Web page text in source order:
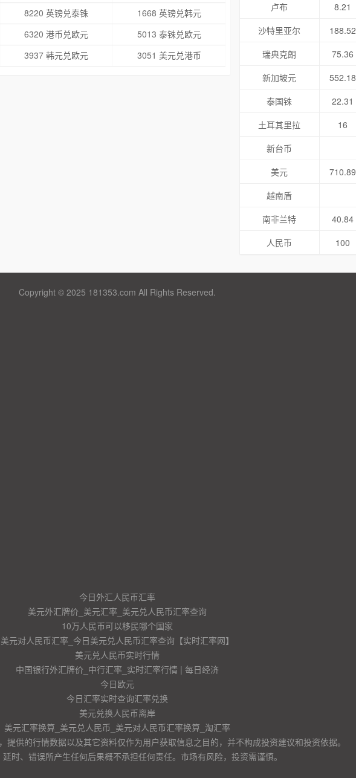
8220 英镑兑泰铢
1668 英镑兑韩元
6320 港币兑欧元
5013 泰铢兑欧元
3937 韩元兑欧元 3051 美元兑港币
卢布
8.21
沙特里亚尔
188.52
瑞典克朗
75.36
新加坡元
552.18
泰国铢
22.31
土耳其里拉
16
新台币
美元
710.89
越南盾
南非兰特
40.84
人民币
100
Copyright © 2025 181353.com All Rights Reserved.
今日外汇人民币汇率
美元外汇牌价_美元汇率_美元兑人民币汇率查询
10万人民币可以移民哪个国家
美元对人民币汇率_今日美元兑人民币汇率查询【实时汇率网】
美元兑人民币实时行情
中国银行外汇牌价_中行汇率_实时汇率行情 | 每日经济
今日欧元
今日汇率实时查询汇率兑换
美元兑换人民币离岸
美元汇率换算_美元兑人民币_美元对人民币汇率换算_淘汇率
提供的行情数据以及其它资料仅作为用户获取信息之目的，并不构成投资建议和投资依据。
时、错误所产生任何后果概不承担任何责任。市场有风险，投资需谨慎。